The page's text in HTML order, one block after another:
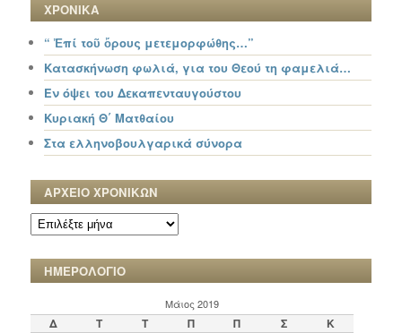
ΧΡΟΝΙΚΑ
“ Ἐπί τοῦ ὄρους μετεμορφώθης…”
Κατασκήνωση φωλιά, για του Θεού τη φαμελιά…
Εν όψει του Δεκαπενταυγούστου
Κυριακή Θ΄ Ματθαίου
Στα ελληνοβουλγαρικά σύνορα
ΑΡΧΕΙΟ ΧΡΟΝΙΚΩΝ
ΑΡΧΕΙΟ
ΧΡΟΝΙΚΩΝ
ΗΜΕΡΟΛΟΓΙΟ
Μάιος 2019
Δ Τ Τ Π Π Σ
Κ